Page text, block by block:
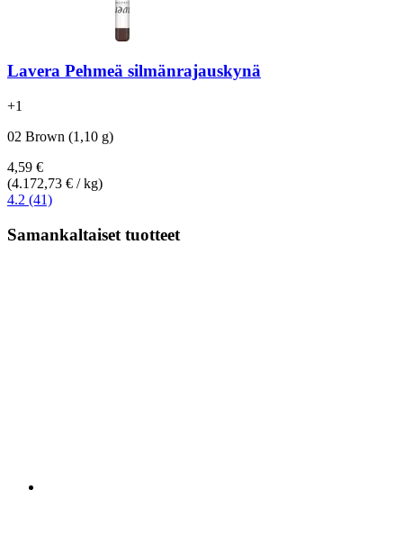
Lavera Pehmeä silmänrajauskynä
+1
02 Brown (1,10 g)
4,59 €
(4.172,73 € / kg)
4.2 (41)
Samankaltaiset tuotteet